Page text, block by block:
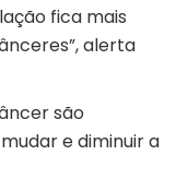
fica mais
alerta
são
e diminuir a